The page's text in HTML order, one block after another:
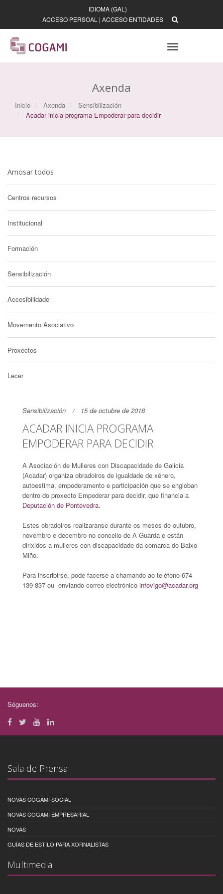
IDIOMA (GAL)
ACCESO PERSOAL | ACCESO ENTIDADES
Toggle
Axenda
Inicio Axenda
Sensibilización
Acadar inicia programa Empoderar para decidir
Amosar todos
Centros recursos
Institucional
Formación
Sensibilización
Accesibilidade
Movemento Asociativo
Proxectos
Lecer
Sensibilización 15 de octubre de 2018
ACADAR INICIA PROGRAMA
EMPODERAR PARA DECIDIR
A Asociación de Mulleres con Discapacidade de Galicia
(Acadar) organiza obradoiros de igualdade de xénero,
autoestima, empoderamento e participación que se engloban
dentro do proxecto Empoderar para decidir, que financia a
Deputación de Pontevedra.
Estes obradoiros realizaranse durante os meses de outubro,
novembro e decembro no concello de A Guarda e están
dirixidos a mulleres con discapacidade da comarca do Baixo
Miño.
Para inscribirse, pode facerse a chamando ao teléfono 674
139 837 ou enviando correo electrónico infovigo@acadar.org
Séguenos:
Sala de Prensa
NOVAS COGAMI SOCIAL
NOVAS COGAMI EMPRESARIAL
NOVAS
GUÍAS DE ESTILO PARA XORNALISTAS
Multimedia